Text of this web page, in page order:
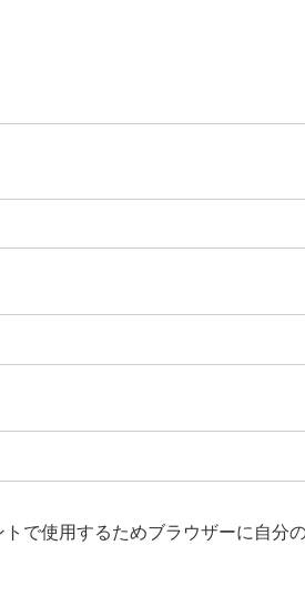
で使用するためブラウザーに自分